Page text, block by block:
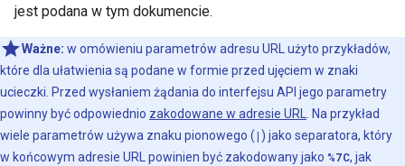
jest podana w tym dokumencie.
Ważne: w omówieniu parametrów adresu URL użyto przykładów,
które dla ułatwienia są podane w formie przed ujęciem w znaki
ucieczki. Przed wysłaniem żądania do interfejsu API jego parametry
powinny być odpowiednio zakodowane w adresie URL
. Na przykład
wiele parametrów używa znaku pionowego ( | ) jako separatora, który
w końcowym adresie URL powinien być zakodowany jako %7C, jak